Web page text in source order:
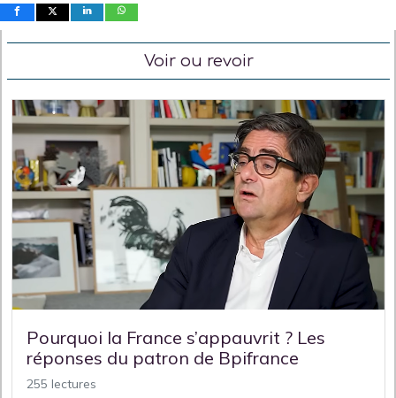
Voir ou revoir
Pourquoi la France s’appauvrit ? Les
réponses du patron de Bpifrance
255 lectures